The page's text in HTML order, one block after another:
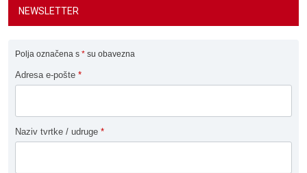
NEWSLETTER
Polja označena s * su obavezna
Adresa e-pošte *
Naziv tvrtke / udruge *